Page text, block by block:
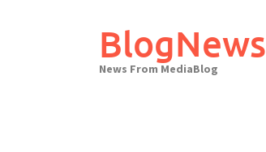
BlogNews
News From MediaBlog